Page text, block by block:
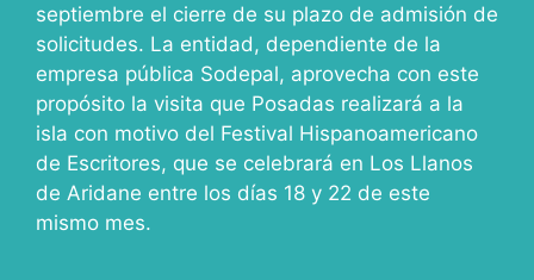
septiembre el cierre de su plazo de admisión de
solicitudes. La entidad, dependiente de la
empresa pública Sodepal, aprovecha con este
propósito la visita que Posadas realizará a la
isla con motivo del Festival Hispanoamericano
de Escritores, que se celebrará en Los Llanos
de Aridane entre los días 18 y 22 de este
mismo mes.